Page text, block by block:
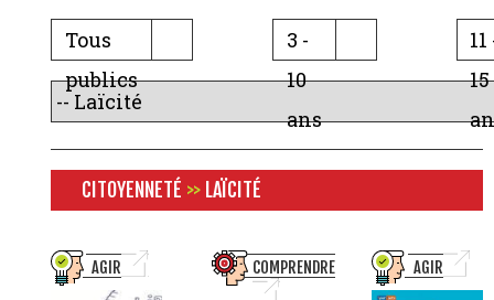
Tous
publics
3 -
10
ans
11
15
CITOYENNETÉ >> LAÏCITÉ
AGIR COMPRENDRE AGIR